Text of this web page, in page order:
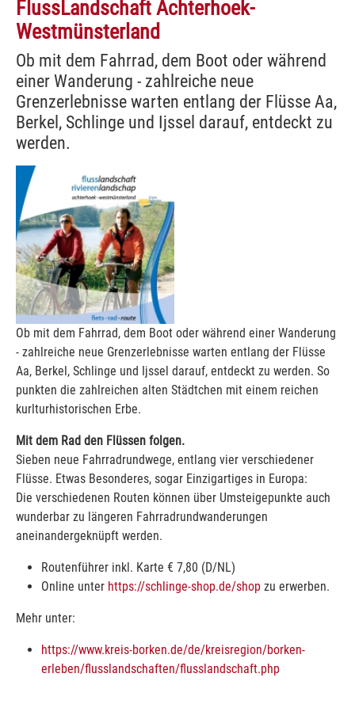
FlussLandschaft Achterhoek-
Westmünsterland
Ob mit dem Fahrrad, dem Boot oder während
einer Wanderung - zahlreiche neue
Grenzerlebnisse warten entlang der Flüsse Aa,
Berkel, Schlinge und Ijssel darauf, entdeckt zu
werden.
Ob mit dem Fahrrad, dem Boot oder während einer Wanderung
- zahlreiche neue Grenzerlebnisse warten entlang der Flüsse
Aa, Berkel, Schlinge und Ijssel darauf, entdeckt zu werden. So
punkten die zahlreichen alten Städtchen mit einem reichen
kurlturhistorischen Erbe.
Mit dem Rad den Flüssen folgen.
Sieben neue Fahrradrundwege, entlang vier verschiedener
Flüsse. Etwas Besonderes, sogar Einzigartiges in Europa:
Die verschiedenen Routen können über Umsteigepunkte auch
wunderbar zu längeren Fahrradrundwanderungen
aneinandergeknüpft werden.
Routenführer inkl. Karte € 7,80 (D/NL)
Online unter https://schlinge-shop.de/shop zu erwerben.
Mehr unter:
https://www.kreis-borken.de/de/kreisregion/borken-
erleben/flusslandschaften/flusslandschaft.php